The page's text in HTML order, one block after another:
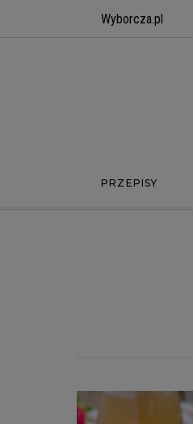
Wyborcza.pl
PRZEPISY